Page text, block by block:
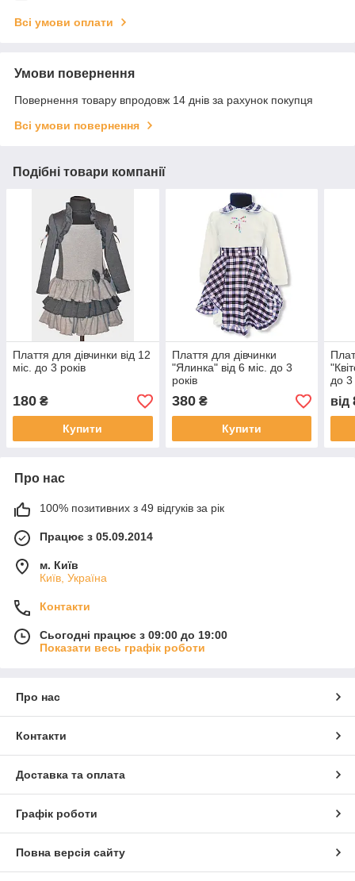
Всі умови оплати
Умови повернення
Повернення товару впродовж 14 днів за рахунок покупця
Всі умови повернення
Подібні товари компанії
Плаття для дівчинки від 12
міс. до 3 років
180 ₴
Купити
Плаття для дівчинки
"Ялинка" від 6 міс. до 3
років
380₴
Купити
до 3
від
Про нас
100% позитивних з 49 відгуків за рік
Працює з 05.09.2014
м. Київ
Київ, Україна
Контакти
Сьогодні працює з 09:00 до 19:00
Показати весь графік роботи
Про нас
Контакти
Доставка та оплата
Графік роботи
Повна версія сайту